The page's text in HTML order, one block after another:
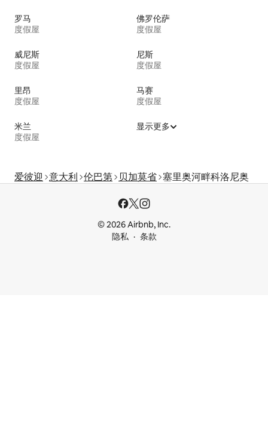
罗马
度假屋
佛罗伦萨
度假屋
威尼斯
度假屋
尼斯
度假屋
里昂
度假屋
马赛
度假屋
米兰
度假屋
显示更多
爱彼迎 意大利 伦巴第 贝加莫省 塞里奥河畔科洛尼奥
© 2026 Airbnb, Inc.
隐私
条款